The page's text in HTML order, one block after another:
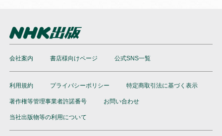
会社案内 書店様向けページ 公式SNS一覧
利用規約 プライバシーポリシー 特定商取引法に基づく表示
著作権等管理事業者許諾番号 お問い合わせ
当社出版物等の利用について